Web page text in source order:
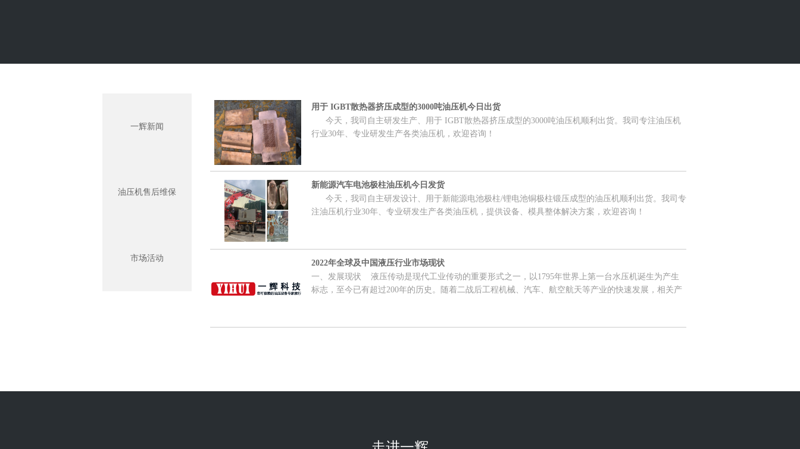
一辉新闻
油压机售后维保
市场活动
用于 IGBT散热器挤压成型的3000吨油压机今日出货
今天，我司自主研发生产、用于 IGBT散热器挤压成型的3000吨油压机顺利出货。我司专注油压机
行业30年、专业研发生产各类油压机，欢迎咨询！
新能源汽车电池极柱油压机今日发货
今天，我司自主研发设计、用于新能源电池极柱/锂电池铜极柱锻压成型的油压机顺利出货。我司专
注油压机行业30年、专业研发生产各类油压机，提供设备、模具整体解决方案，欢迎咨询！
2022年全球及中国液压行业市场现状
一、发展现状 液压传动是现代工业传动的重要形式之一，以1795年世界上第一台水压机诞生为产生
标志，至今已有超过200年的历史。随着二战后工程机械、汽车、航空航天等产业的快速发展，相关产
域不断拓宽，全球液压行业已进入相对稳定、成熟的发展阶段，2021年全球液压行业市场规模达304.3
列入多项国家发展计划中，我国液压行业步入了快速发展阶段，2010-2021年，我国液压行业市场规模